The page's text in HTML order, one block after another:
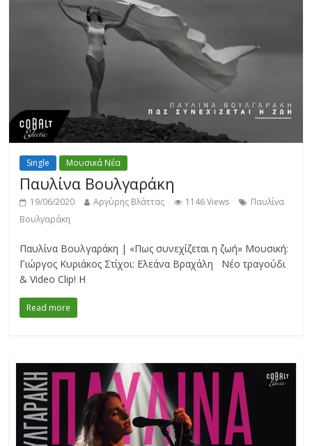
Single Μουσικά Νέα
Παυλίνα Βουλγαράκη
19/06/2020 Αργύρης Βλάττας 1146 Views
Παυλίνα
Βουλγαράκη
Παυλίνα Βουλγαράκη | «Πως συνεχίζεται η ζωή» Μουσική:
Γιώργος Κυριάκος Στίχοι: Ελεάνα Βραχάλη Νέο τραγούδι
& Video Clip! Η
Read more